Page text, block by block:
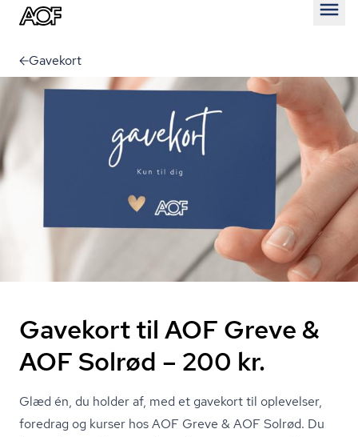
Gavekort
Gavekort til AOF Greve &
AOF Solrød – 200 kr.
Glæd én, du holder af, med et gavekort til oplevelser,
foredrag og kurser hos AOF Greve & AOF Solrød. Du